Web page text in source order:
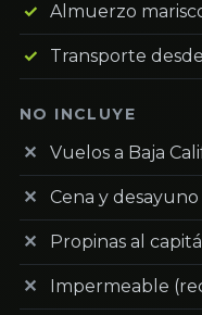
Almuerzo
Transporte
NO INCLUYE
Vuelos a Baja
Cena y
Propinas al
Impermeable